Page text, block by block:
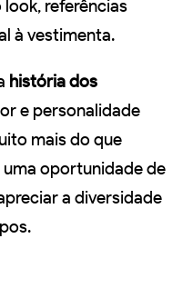
referências
à vestimenta.
história dos
e personalidade
mais do que
oportunidade de
a diversidade